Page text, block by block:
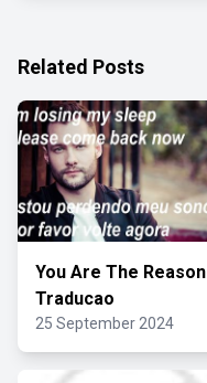
Related Posts
You Are The Reason
Traducao
25 September 2024